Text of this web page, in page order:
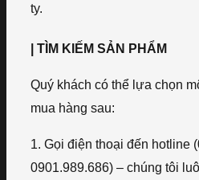
ty.
| TÌM KIẾM SẢN PHẨM
Quý khách có thể lựa chọn
mua hàng sau:
1. Gọi điện thoại đến hotline
0901.989.686) – chúng tôi